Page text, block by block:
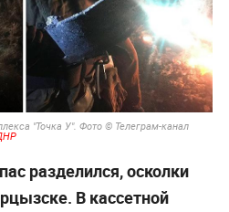
"Точка У". Фото © Телеграм-канал
разделился, осколки
В кассетной